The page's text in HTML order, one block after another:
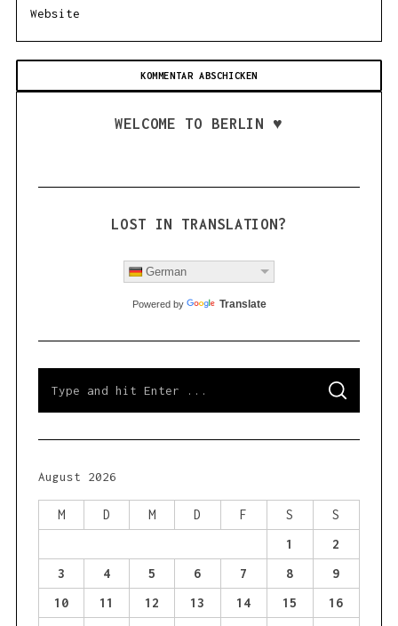
WELCOME TO BERLIN ♥
LOST IN TRANSLATION?
German
Powered by Translate
a
h
r
S
A
C
August 2026
M D M D F S
S
1
2
3
4 5 6 7 8
9
10
11 12 13 14 15
16